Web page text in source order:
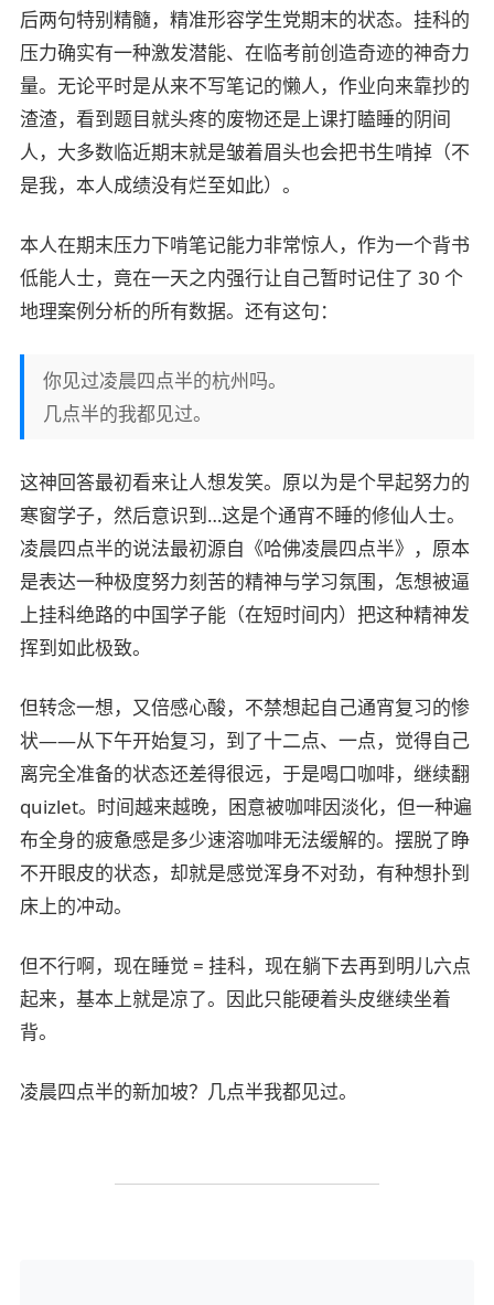
后两句特别精髓，精准形容学生党期末的状态。挂科的
压力确实有一种激发潜能、在临考前创造奇迹的神奇力
量。无论平时是从来不写笔记的懒人，作业向来靠抄的
渣渣，看到题目就头疼的废物还是上课打瞌睡的阴间
人，大多数临近期末就是皱着眉头也会把书生啃掉（不
是我，本人成绩没有烂至如此）。
本人在期末压力下啃笔记能力非常惊人，作为一个背书
低能人士，竟在一天之内强行让自己暂时记住了 30 个
地理案例分析的所有数据。还有这句：
你见过凌晨四点半的杭州吗。
几点半的我都见过。
这神回答最初看来让人想发笑。原以为是个早起努力的
寒窗学子，然后意识到…这是个通宵不睡的修仙人士。
凌晨四点半的说法最初源自《哈佛凌晨四点半》，原本
是表达一种极度努力刻苦的精神与学习氛围，怎想被逼
上挂科绝路的中国学子能（在短时间内）把这种精神发
挥到如此极致。
但转念一想，又倍感心酸，不禁想起自己通宵复习的惨
状——从下午开始复习，到了十二点、一点，觉得自己
离完全准备的状态还差得很远，于是喝口咖啡，继续翻
quizlet。时间越来越晚，困意被咖啡因淡化，但一种遍
布全身的疲惫感是多少速溶咖啡无法缓解的。摆脱了睁
不开眼皮的状态，却就是感觉浑身不对劲，有种想扑到
床上的冲动。
但不行啊，现在睡觉 = 挂科，现在躺下去再到明儿六点
起来，基本上就是凉了。因此只能硬着头皮继续坐着
背。
凌晨四点半的新加坡？几点半我都见过。